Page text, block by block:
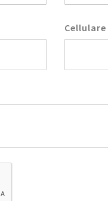
Cellulare